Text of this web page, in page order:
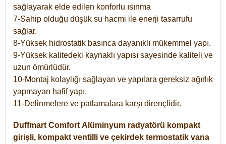
sağlayarak elde edilen konforlu ısınma
7-Sahip olduğu düşük su hacmi ile enerji tasarrufu
sağlar.
8-Yüksek hidrostatik basınca dayanıklı mükemmel yapı.
9-Yüksek kalitedeki kaynaklı yapısı sayesinde kaliteli ve
uzun ömürlüdür.
10-Montaj kolaylığı sağlayan ve yapılara gereksiz ağırlık
yapmayan hafif yapı.
11-Delinmelere ve patlamalara karşı dirençlidir.
Duffmart Comfort Alüminyum radyatörü kompakt
girişli, kompakt ventilli ve çekirdek termostatik vana